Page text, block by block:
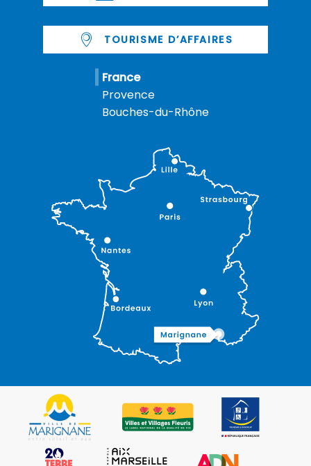
TOURISME D’AFFAIRES
France
Provence
Bouches-du-Rhône